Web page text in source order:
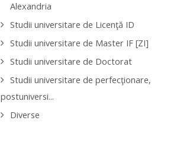
Alexandria
Studii universitare de Licenţă ID
Studii universitare de Master IF [ZI]
Studii universitare de Doctorat
Studii universitare de perfecţionare,
postuniversi...
Diverse